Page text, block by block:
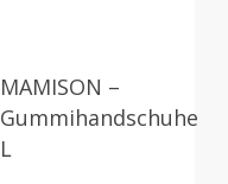
MAMISON –
Gummihandschuhe
L